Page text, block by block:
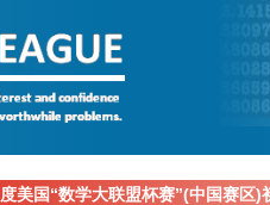
美国“数学大联盟杯赛”(中国赛区)